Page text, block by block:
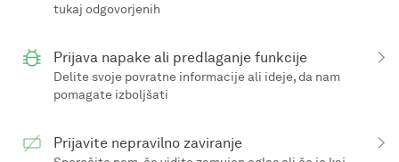
tukaj odgovorjenih
Prijava napake ali predlaganje funkcije
Delite svoje povratne informacije ali ideje, da nam
pomagate izboljšati
Prijavite nepravilno zaviranje